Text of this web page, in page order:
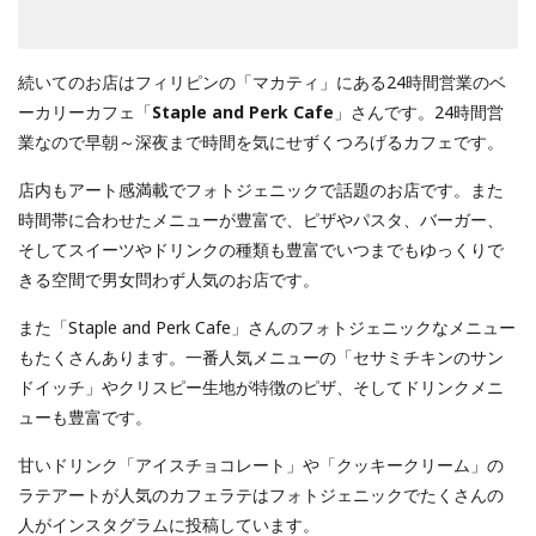
続いてのお店はフィリピンの「マカティ」にある24時間営業のベ
ーカリーカフェ「Staple and Perk Cafe 」さんです。24時間営
業なので早朝～深夜まで時間を気にせずくつろげるカフェです。
店内もアート感満載でフォトジェニックで話題のお店です。また
時間帯に合わせたメニューが豊富で、ピザやパスタ、バーガー、
そしてスイーツやドリンクの種類も豊富でいつまでもゆっくりで
きる空間で男女問わず人気のお店です。
また「Staple and Perk Cafe」さんのフォトジェニックなメニュー
もたくさんあります。一番人気メニューの「セサミチキンのサン
ドイッチ」やクリスピー生地が特徴のピザ、そしてドリンクメニ
ューも豊富です。
甘いドリンク「アイスチョコレート」や「クッキークリーム」の
ラテアートが人気のカフェラテはフォトジェニックでたくさんの
人がインスタグラムに投稿しています。